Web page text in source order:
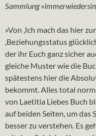
Sammlung
»Von ‚Ich mach das hier
‚Beziehungsstatus
der ihr Euch ganz sicher
gleiche Muster wie die
spätestens hier die
bekommt. Alles total
von Laetitia Liebes Buch
auf beiden Seiten, um das
besser zu verstehen. Es